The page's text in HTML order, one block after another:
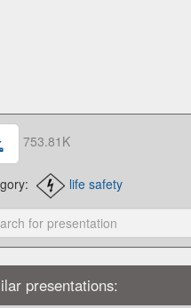
753.81K
life safety
presentations: